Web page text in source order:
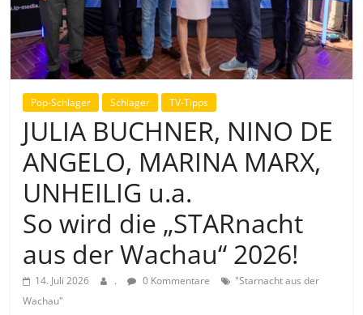
Pop-Schlager Schlager TV-Tipps
JULIA BUCHNER, NINO DE
ANGELO, MARINA MARX,
UNHEILIG u.a.
So wird die „STARnacht
aus der Wachau“ 2026!
14. Juli 2026 . 0 Kommentare
"Starnacht aus der
Wachau"